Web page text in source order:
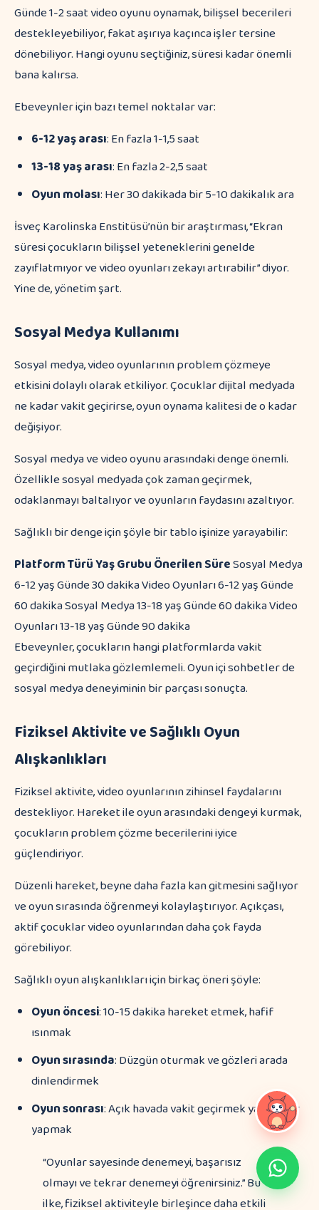
Günde 1-2 saat video oyunu oynamak, bilişsel becerileri
destekleyebiliyor, fakat aşırıya kaçınca işler tersine
dönebiliyor. Hangi oyunu seçtiğiniz, süresi kadar önemli
bana kalırsa.
Ebeveynler için bazı temel noktalar var:
6-12 yaş arası: En fazla 1-1,5 saat
13-18 yaş arası: En fazla 2-2,5 saat
Oyun molası: Her 30 dakikada bir 5-10 dakikalık ara
İsveç Karolinska Enstitüsü’nün bir araştırması, “Ekran
süresi çocukların bilişsel yeteneklerini genelde
zayıflatmıyor ve video oyunları zekayı artırabilir” diyor.
Yine de, yönetim şart.
Sosyal Medya Kullanımı
Sosyal medya, video oyunlarının problem çözmeye
etkisini dolaylı olarak etkiliyor. Çocuklar dijital medyada
ne kadar vakit geçirirse, oyun oynama kalitesi de o kadar
değişiyor.
Sosyal medya ve video oyunu arasındaki denge önemli.
Özellikle sosyal medyada çok zaman geçirmek,
odaklanmayı baltalıyor ve oyunların faydasını azaltıyor.
Sağlıklı bir denge için şöyle bir tablo işinize yarayabilir:
Platform TürüYaş GrubuÖnerilen SüreSosyal Medya
6-12 yaş Günde 30 dakika Video Oyunları 6-12 yaş Günde
60 dakika Sosyal Medya 13-18 yaş Günde 60 dakika Video
Oyunları 13-18 yaş Günde 90 dakika
Ebeveynler, çocukların hangi platformlarda vakit
geçirdiğini mutlaka gözlemlemeli. Oyun içi sohbetler de
sosyal medya deneyiminin bir parçası sonuçta.
Fiziksel Aktivite ve Sağlıklı Oyun
Alışkanlıkları
Fiziksel aktivite, video oyunlarının zihinsel faydalarını
destekliyor. Hareket ile oyun arasındaki dengeyi kurmak,
çocukların problem çözme becerilerini iyice
güçlendiriyor.
Düzenli hareket, beyne daha fazla kan gitmesini sağlıyor
ve oyun sırasında öğrenmeyi kolaylaştırıyor. Açıkçası,
aktif çocuklar video oyunlarından daha çok fayda
görebiliyor.
Sağlıklı oyun alışkanlıkları için birkaç öneri şöyle:
Oyun öncesi: 10-15 dakika hareket etmek, hafif
ısınmak
Oyun sırasında: Düzgün oturmak ve gözleri arada
dinlendirmek
Oyun sonrası: Açık havada vakit geçirmek ya da spor
yapmak
“Oyunlar sayesinde denemeyi, başarısız
olmayı ve tekrar denemeyi öğrenirsiniz.” Bu
ilke, fiziksel aktiviteyle birleşince daha etkili